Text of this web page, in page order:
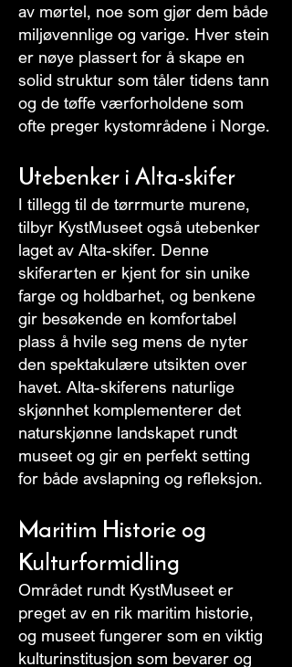
av mørtel, noe som gjør dem både
miljøvennlige og varige. Hver stein
er nøye plassert for å skape en
solid struktur som tåler tidens tann
og de tøffe værforholdene som
ofte preger kystområdene i Norge.
Utebenker i Alta-skifer
I tillegg til de tørrmurte murene,
tilbyr KystMuseet også utebenker
laget av Alta-skifer. Denne
skiferarten er kjent for sin unike
farge og holdbarhet, og benkene
gir besøkende en komfortabel
plass å hvile seg mens de nyter
den spektakulære utsikten over
havet. Alta-skiferens naturlige
skjønnhet komplementerer det
naturskjønne landskapet rundt
museet og gir en perfekt setting
for både avslapning og refleksjon.
Maritim Historie og
Kulturformidling
Området rundt KystMuseet er
preget av en rik maritim historie,
og museet fungerer som en viktig
kulturinstitusjon som bevarer og